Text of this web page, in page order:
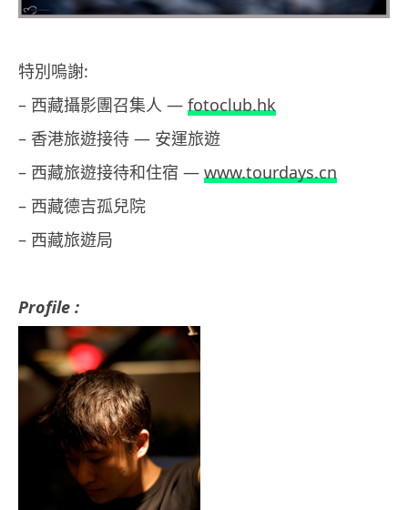
特別嗚謝:
– 西藏攝影團召集人 — fotoclub.hk
– 香港旅遊接待 — 安運旅遊
– 西藏旅遊接待和住宿 — www.tourdays.cn
– 西藏德吉孤兒院
– 西藏旅遊局
Profile :